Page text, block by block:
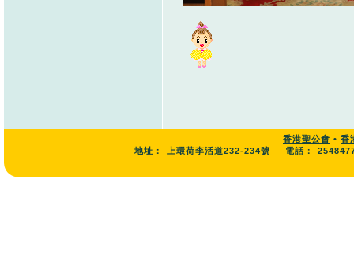
香港聖公會 • 香
地址：
上環荷李活道232-234號 電話：